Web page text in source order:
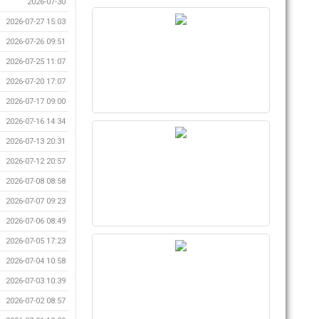
2026-07-27 15:03
2026-07-26 09:51
2026-07-25 11:07
2026-07-20 17:07
2026-07-17 09:00
2026-07-16 14:34
2026-07-13 20:31
2026-07-12 20:57
2026-07-08 08:58
2026-07-07 09:23
2026-07-06 08:49
2026-07-05 17:23
2026-07-04 10:58
2026-07-03 10:39
2026-07-02 08:57